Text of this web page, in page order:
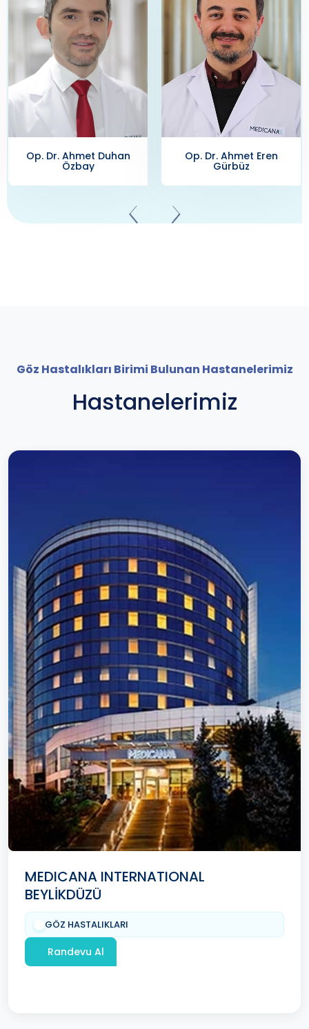
Op. Dr. Ahmet Eren
Gürbüz
Op. Dr. Ahmet Serhun
Tacer
Göz Hastalıkları Birimi Bulunan Hastanelerimiz
Hastanelerimiz
MEDICANA INTERNATIONAL
BEYLİKDÜZÜ
GÖZ HASTALIKLARI
Randevu Al